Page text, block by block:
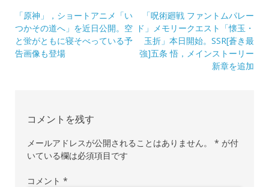
投
稿
ナ
「原神」，ショートアニメ「い
つかその道へ」を近日公開。空
と蛍がともに寝そべっている予
告画像も登場
「呪術廻戦 ファントムパレー
ド」メモリークエスト「懐玉・
玉折」本日開始。SSR[蒼き最
強]五条 悟，メインストーリー
新章を追加
コメントを残す
メールアドレスが公開されることはありません。 * が付
いている欄は必須項目です
コメント *